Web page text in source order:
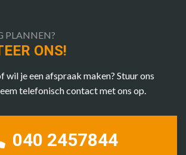
PLANNEN?
ONS!
wil je een afspraak maken? Stuur ons
telefonisch contact met ons op.
040 2457844